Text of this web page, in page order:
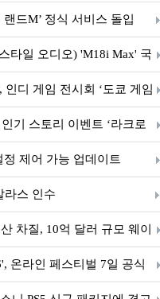
드M’ 정식 서비스 돌입
타일 오디오) 'M18i Max' 국
디 게임 전시회 ‘도쿄 게임
기 스토리 이벤트 ‘라크로
트 실시!
제어 가능 업데이트
라스 인수
차질, 10억 달러 규모 웨이
온라인 페스티벌 7일 공식